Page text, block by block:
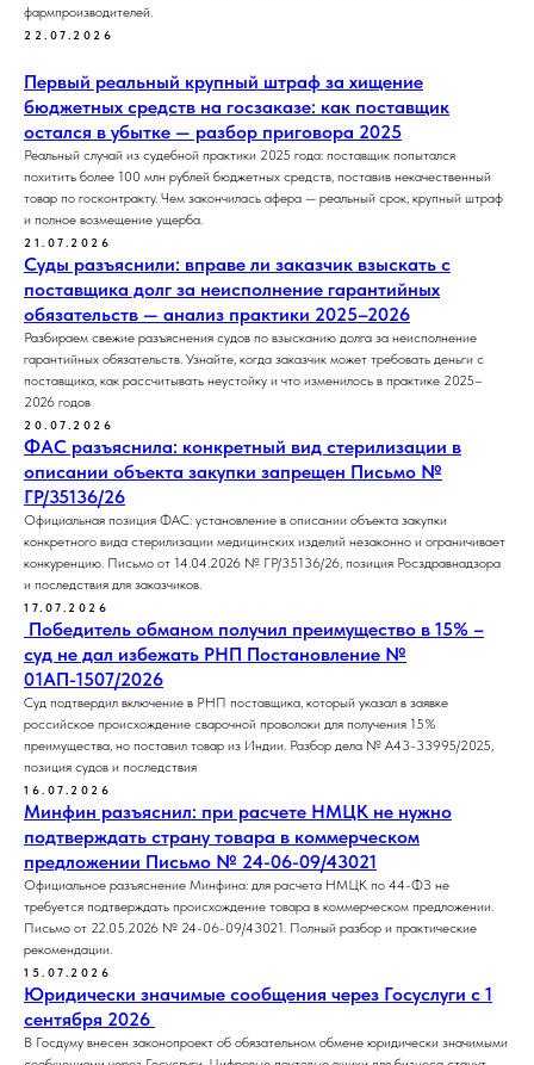
фармпроизводителей.
22.07.2026
Первый реальный крупный штраф за хищение
бюджетных средств на госзаказе: как поставщик
остался в убытке — разбор приговора 2025
Реальный случай из судебной практики 2025 года: поставщик попытался
похитить более 100 млн рублей бюджетных средств, поставив некачественный
товар по госконтракту. Чем закончилась афера — реальный срок, крупный штраф
и полное возмещение ущерба.
21.07.2026
Суды разъяснили: вправе ли заказчик взыскать с
поставщика долг за неисполнение гарантийных
обязательств — анализ практики 2025–2026
Разбираем свежие разъяснения судов по взысканию долга за неисполнение
гарантийных обязательств. Узнайте, когда заказчик может требовать деньги с
поставщика, как рассчитывать неустойку и что изменилось в практике 2025–
2026 годов
20.07.2026
ФАС разъяснила: конкретный вид стерилизации в
описании объекта закупки запрещен Письмо №
ГР/35136/26
Официальная позиция ФАС: установление в описании объекта закупки
конкретного вида стерилизации медицинских изделий незаконно и ограничивает
конкуренцию. Письмо от 14.04.2026 № ГР/35136/26, позиция Росздравнадзора
и последствия для заказчиков.
17.07.2026
Победитель обманом получил преимущество в 15% –
суд не дал избежать РНП Постановление №
01АП-1507/2026
Суд подтвердил включение в РНП поставщика, который указал в заявке
российское происхождение сварочной проволоки для получения 15%
преимущества, но поставил товар из Индии. Разбор дела № А43-33995/2025,
позиция судов и последствия
16.07.2026
Минфин разъяснил: при расчете НМЦК не нужно
подтверждать страну товара в коммерческом
предложении Письмо № 24-06-09/43021
Официальное разъяснение Минфина: для расчета НМЦК по 44-ФЗ не
требуется подтверждать происхождение товара в коммерческом предложении.
Письмо от 22.05.2026 № 24-06-09/43021. Полный разбор и практические
рекомендации.
15.07.2026
Юридически значимые сообщения через Госуслуги с 1
сентября 2026
В Госдуму внесен законопроект об обязательном обмене юридически значимыми